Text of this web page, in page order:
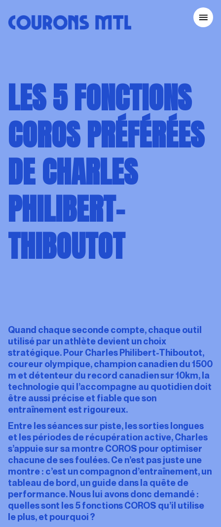
CONSEILS COUREURS
CLUBS DE COURSE
DEVENIR BÉNÉVOLE
À PROPOS
DÉVELOPPEMENT DURABLE
CONTACT
MARATHON BENEVA DE MONTRÉAL
LES ÉPREUVES
21K NESPRESSO DE MONTRÉAL
LES 5 FONCTIONS
COROS PRÉFÉRÉES
DE CHARLES
PHILIBERT-
THIBOUTOT
Quand chaque seconde compte, chaque outil
utilisé par un athlète devient unchoix
stratégique. Pour Charles Philibert-Thiboutot,
coureur olympique, champion canadien du1500
m et détenteur du record canadien sur 10km, la
technologie qui l’accompagne au quotidien doit
être aussi précise et fiable que son
entraînement est rigoureux.
Entre les séances sur piste, les sorties longues
et les périodes de récupérationactive, Charles
s’appuie sur sa montre COROS pour optimiser
chacune de sesfoulées. Ce n’est pas juste une
montre : c’est un compagnon d’entraînement, un
tableau de bord, un guide dans la quête de
performance.Nous lui avons donc demandé :
quelles sont les 5 fonctions COROS qu’il utilise
le plus, et pourquoi ?